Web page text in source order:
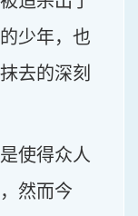
少年，也
去的深刻
使得众人
然而今